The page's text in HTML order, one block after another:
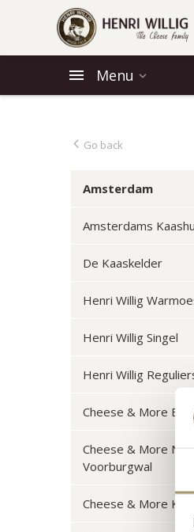
Menu
Go back
Amsterdam
Amsterdams
De Kaaskelder
Henri Willig
Henri Willig Singel
Henri Willig
Cheese & More
Cheese & More
Voorburgwal
Cheese & More